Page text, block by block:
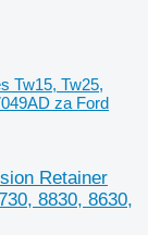
Tw15, Tw25,
za Ford
Retainer
8830, 8630,